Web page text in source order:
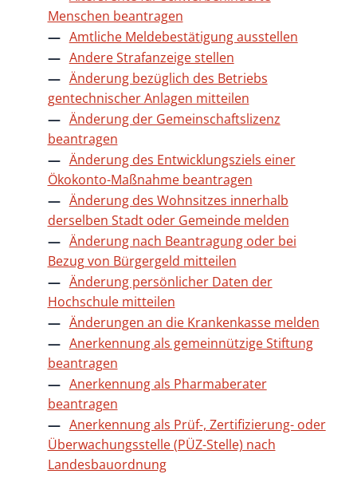
Menschen beantragen
Amtliche Meldebestätigung ausstellen
Andere Strafanzeige stellen
Änderung bezüglich des Betriebs
gentechnischer Anlagen mitteilen
Änderung der Gemeinschaftslizenz
beantragen
Änderung des Entwicklungsziels einer
Ökokonto-Maßnahme beantragen
Änderung des Wohnsitzes innerhalb
derselben Stadt oder Gemeinde melden
Änderung nach Beantragung oder bei
Bezug von Bürgergeld mitteilen
Änderung persönlicher Daten der
Hochschule mitteilen
Änderungen an die Krankenkasse melden
Anerkennung als gemeinnützige Stiftung
beantragen
Anerkennung als Pharmaberater
beantragen
Anerkennung als Prüf-, Zertifizierung- oder
Überwachungsstelle (PÜZ-Stelle) nach
Landesbauordnung